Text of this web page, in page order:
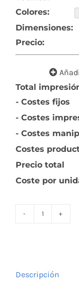
Colores:
Dimensiones:
Precio:
Total
- Costes fijos
- Costes
- Costes
Costes
Precio total
Coste por
Descripción